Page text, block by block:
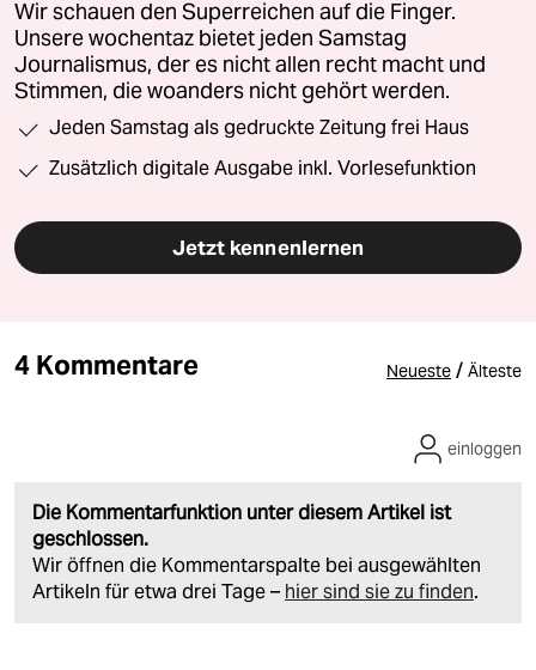
Wir schauen den Superreichen auf die Finger.
Unsere wochentaz bietet jeden Samstag
Journalismus, der es nicht allen recht macht und
Stimmen, die woanders nicht gehört werden.
Jeden Samstag als gedruckte Zeitung frei Haus
Zusätzlich digitale Ausgabe inkl. Vorlesefunktion
Jetzt kennenlernen
4 Kommentare Neueste / Älteste
Die Kommentarfunktion unter diesem Artikel ist
geschlossen.
Wir öffnen die Kommentarspalte bei ausgewählten
Artikeln für etwa drei Tage – hier sind sie zu finden.
einloggen